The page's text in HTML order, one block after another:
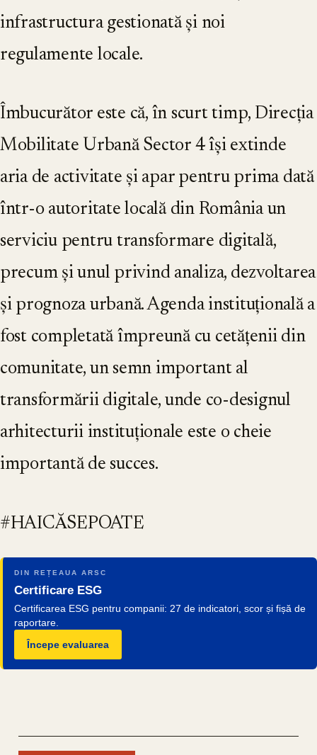
infrastructura gestionată și noi
regulamente locale.
Îmbucurător este că, în scurt timp, Direcția
Mobilitate Urbană Sector 4 își extinde
aria de activitate și apar pentru prima dată
într-o autoritate locală din România un
serviciu pentru transformare digitală,
precum și unul privind analiza, dezvoltarea
și prognoza urbană. Agenda instituțională a
fost completată împreună cu cetățenii din
comunitate, un semn important al
transformării digitale, unde co-designul
arhitecturii instituționale este o cheie
importantă de succes.
#HAICĂSEPOATE
DIN REȚEAUA ARSC
Certificare ESG
Certificarea ESG pentru companii: 27 de indicatori, scor și fișă de
raportare.
Începe evaluarea